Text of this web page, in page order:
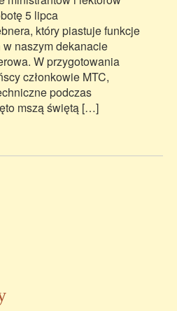
5 lipca
który piastuje funkcje
naszym dekanacie
W przygotowania
członkowie MTC,
podczas
mszą świętą […]